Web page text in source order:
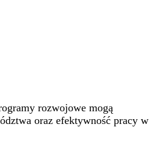
rozwojowe mogą
oraz efektywność pracy w